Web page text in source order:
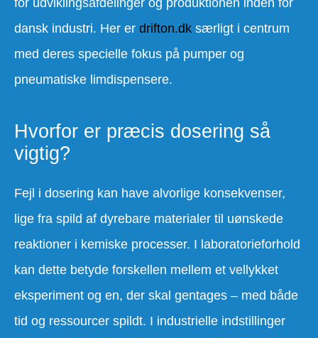
dansk industri. Her er drifton.dk særligt i centrum
med deres specielle fokus på pumper og
pneumatiske limdispensere.
Hvorfor er præcis dosering så
vigtig?
Fejl i dosering kan have alvorlige konsekvenser,
lige fra spild af dyrebare materialer til uønskede
reaktioner i kemiske processer. I laboratorieforhold
kan dette betyde forskellen mellem et vellykket
eksperiment og en, der skal gentages – med både
tid og ressourcer spildt. I industrielle indstillinger